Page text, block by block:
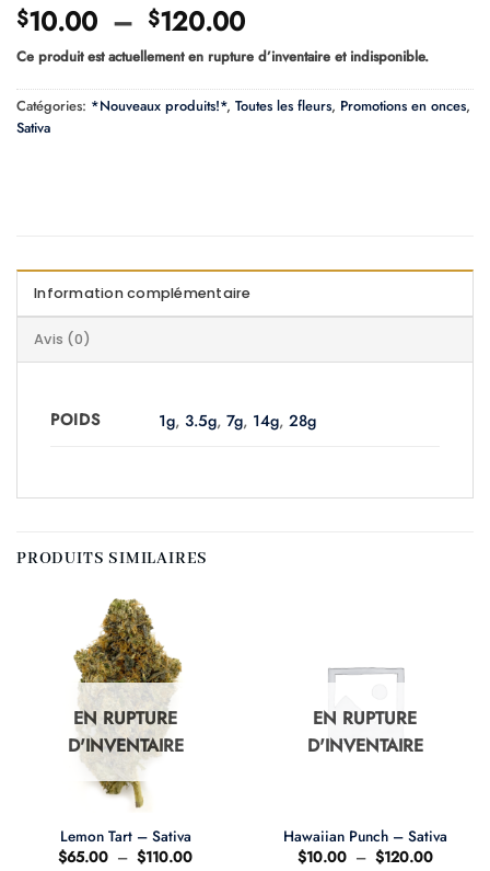
$10.00 – $120.00Plage
de
prix :
$10.00
Ce produit est actuellement en rupture d’inventaire et indisponible.
Catégories: *Nouveaux produits!*, Toutes les fleurs, Promotions en onces,
Sativa
Information complémentaire
Avis (0)
POIDS 1g,3.5g,7g, 14g,28g
PRODUITS SIMILAIRES
EN RUPTURE
D'INVENTAIRE
Lemon Tart – Sativa
$65.00 – $110.00Plage
EN RUPTURE
D'INVENTAIRE
Hawaiian Punch – Sativa
$10.00 – $120.00Plage